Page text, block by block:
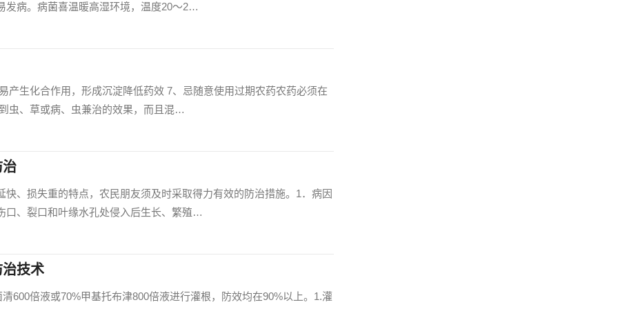
发病。病菌喜温暖高湿环境，温度20～2…
产生化合作用，形成沉淀降低药效 7、忌随意使用过期农药农药必须在
虫、草或病、虫兼治的效果，而且混…
治
快、损失重的特点，农民朋友须及时采取得力有效的防治措施。1．病因
口、裂口和叶缘水孔处侵入后生长、繁殖…
技术
600倍液或70%甲基托布津800倍液进行灌根，防效均在90%以上。1.灌